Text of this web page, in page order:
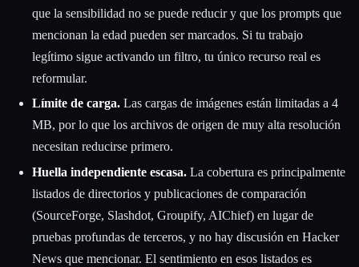
que la sensibilidad no se puede reducir y que los prompts que
mencionan la edad pueden ser marcados. Si tu trabajo
legítimo sigue activando un filtro, tu único recurso real es
reformular.
Límite de carga. Las cargas de imágenes están limitadas a 4
MB, por lo que los archivos de origen de muy alta resolución
necesitan reducirse primero.
Huella independiente escasa. La cobertura es principalmente
listados de directorios y publicaciones de comparación
(SourceForge, Slashdot, Groupify, AIChief) en lugar de
pruebas profundas de terceros, y no hay discusión en Hacker
News que mencionar. El sentimiento en esos listados es